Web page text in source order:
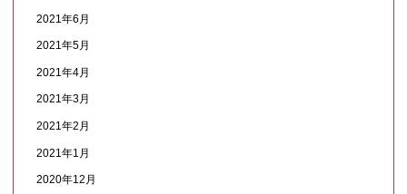
2021年6月
2021年5月
2021年4月
2021年3月
2021年2月
2021年1月
2020年12月